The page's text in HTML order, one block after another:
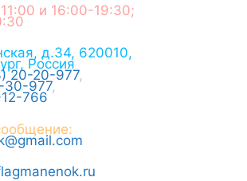
и 16:00-19:30;
д.34, 620010,
, Россия
20-20-977,
30-977,
766